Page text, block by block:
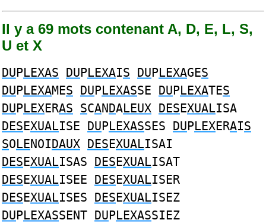
Il y a 69 mots contenant A, D, E, L, S,
U et X
DUPLEXAS DUPLEXAIS DUPLEXAGES
DUPLEXAMES DUPLEXASSE DUPLEXATES
DUPLEXERAS SCANDALEUX DESEXUALISA
DESEXUALISE DUPLEXASSES DUPLEXERAIS
SOLENOIDAUX DESEXUALISAI
DESEXUALISAS DESEXUALISAT
DESEXUALISEE DESEXUALISER
DESEXUALISES DESEXUALISEZ
DUPLEXASSENT DUPLEXASSIEZ